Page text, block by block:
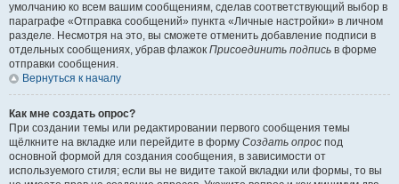
умолчанию ко всем вашим сообщениям, сделав соответствующий выбор в
параграфе «Отправка сообщений» пункта «Личные настройки» в личном
разделе. Несмотря на это, вы сможете отменить добавление подписи в
отдельных сообщениях, убрав флажок Присоединить подпись в форме
отправки сообщения.
Вернуться к началу
Как мне создать опрос?
При создании темы или редактировании первого сообщения темы
щёлкните на вкладке или перейдите в форму Создать опрос под
основной формой для создания сообщения, в зависимости от
используемого стиля; если вы не видите такой вкладки или формы, то вы